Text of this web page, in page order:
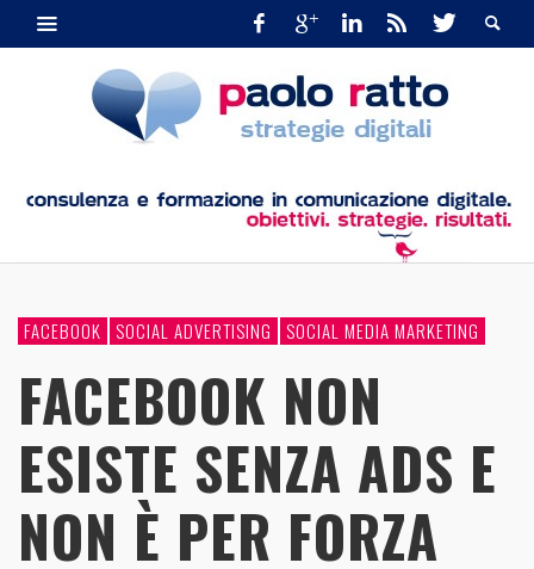
FACEBOOK SOCIAL ADVERTISING SOCIAL MEDIA MARKETING
FACEBOOK NON
ESISTE SENZA ADS E
NON È PER FORZA